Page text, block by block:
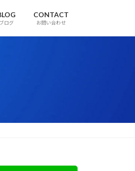
ブログ
CONTACT
お問い合わせ